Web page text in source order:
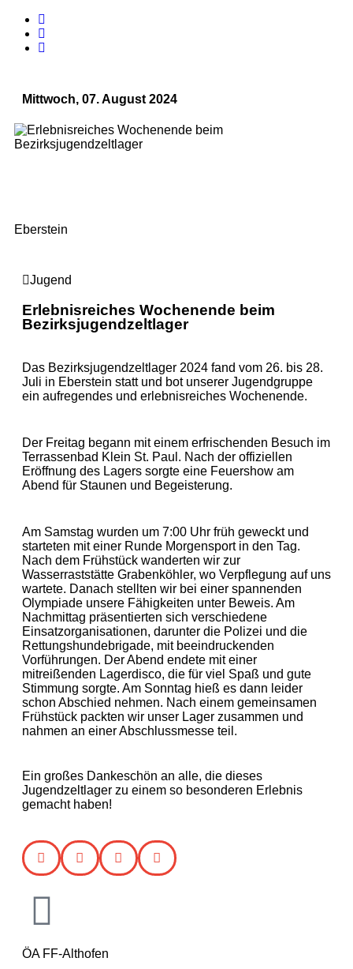
Mittwoch, 07. August 2024
Eberstein
Jugend
Erlebnisreiches Wochenende beim
Bezirksjugendzeltlager
Das Bezirksjugendzeltlager 2024 fand vom 26. bis 28.
Juli in Eberstein statt und bot unserer Jugendgruppe
ein aufregendes und erlebnisreiches Wochenende.
Der Freitag begann mit einem erfrischenden Besuch im
Terrassenbad Klein St. Paul. Nach der offiziellen
Eröffnung des Lagers sorgte eine Feuershow am
Abend für Staunen und Begeisterung.
Am Samstag wurden um 7:00 Uhr früh geweckt und
starteten mit einer Runde Morgensport in den Tag.
Nach dem Frühstück wanderten wir zur
Wasserraststätte Grabenköhler, wo Verpflegung auf uns
wartete. Danach stellten wir bei einer spannenden
Olympiade unsere Fähigkeiten unter Beweis. Am
Nachmittag präsentierten sich verschiedene
Einsatzorganisationen, darunter die Polizei und die
Rettungshundebrigade, mit beeindruckenden
Vorführungen. Der Abend endete mit einer
mitreißenden Lagerdisco, die für viel Spaß und gute
Stimmung sorgte. Am Sonntag hieß es dann leider
schon Abschied nehmen. Nach einem gemeinsamen
Frühstück packten wir unser Lager zusammen und
nahmen an einer Abschlussmesse teil.
Ein großes Dankeschön an alle, die dieses
Jugendzeltlager zu einem so besonderen Erlebnis
gemacht haben!
ÖA FF-Althofen